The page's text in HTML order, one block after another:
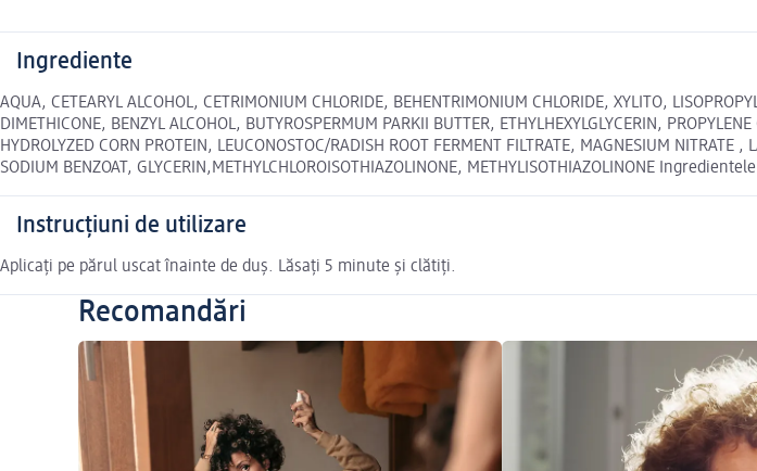
Ingrediente
AQUA, CETEARYL ALCOHOL, CETRIMONIUM CHLORIDE, BEHENTRIMONIUM CHLORIDE, XYLITO,
DIMETHICONE, BENZYL ALCOHOL, BUTYROSPERMUM PARKII BUTTER, ETHYLHEXYLGLYCERIN,
HYDROLYZED CORN PROTEIN, LEUCONOSTOC/RADISH ROOT FERMENT FILTRATE, MAGNESIUM
SODIUM BENZOAT, GLYCERIN,METHYLCHLOROISOTHIAZOLINONE, METHYLISOTHIAZOLINONE
Instrucțiuni de utilizare
Aplicați pe părul uscat înainte de duș. Lăsați 5 minute și clătiți.
Recomandări